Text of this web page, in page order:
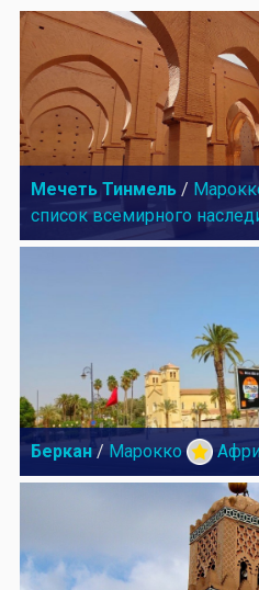
Мечеть Тинмель /
список всемирного
Беркан / Марокко